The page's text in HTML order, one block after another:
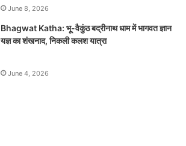
June 8, 2026
Bhagwat Katha: भू-वैकुंठ बद्रीनाथ धाम में भागवत ज्ञान
यज्ञ का शंखनाद, निकली कलश यात्रा
June 4, 2026